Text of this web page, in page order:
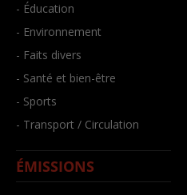
- Éducation
- Environnement
- Faits divers
- Santé et bien-être
- Sports
- Transport / Circulation
ÉMISSIONS